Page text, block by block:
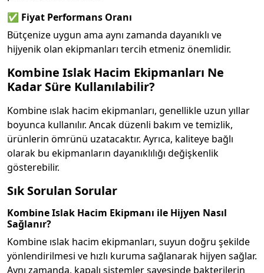
✅ Fiyat Performans Oranı
Bütçenize uygun ama aynı zamanda dayanıklı ve
hijyenik olan ekipmanları tercih etmeniz önemlidir.
Kombine Islak Hacim Ekipmanları Ne
Kadar Süre Kullanılabilir?
Kombine ıslak hacim ekipmanları, genellikle uzun yıllar
boyunca kullanılır. Ancak düzenli bakım ve temizlik,
ürünlerin ömrünü uzatacaktır. Ayrıca, kaliteye bağlı
olarak bu ekipmanların dayanıklılığı değişkenlik
gösterebilir.
Sık Sorulan Sorular
Kombine Islak Hacim Ekipmanı ile Hijyen Nasıl
Sağlanır?
Kombine ıslak hacim ekipmanları, suyun doğru şekilde
yönlendirilmesi ve hızlı kuruma sağlanarak hijyen sağlar.
Aynı zamanda, kapalı sistemler sayesinde bakterilerin